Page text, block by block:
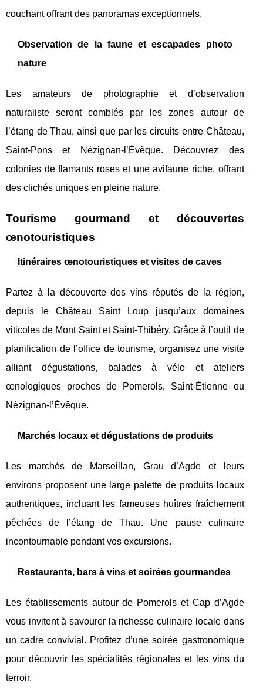
couchant offrant des panoramas exceptionnels.
Observation de la faune et escapades photo
nature
Les amateurs de photographie et d’observation
naturaliste seront comblés par les zones autour de
l’étang de Thau, ainsi que par les circuits entre Château,
Saint-Pons et Nézignan-l’Évêque. Découvrez des
colonies de flamants roses et une avifaune riche, offrant
des clichés uniques en pleine nature.
Tourisme gourmand et découvertes
œnotouristiques
Itinéraires œnotouristiques et visites de caves
Partez à la découverte des vins réputés de la région,
depuis le Château Saint Loup jusqu’aux domaines
viticoles de Mont Saint et Saint-Thibéry. Grâce à l’outil de
planification de l’office de tourisme, organisez une visite
alliant dégustations, balades à vélo et ateliers
œnologiques proches de Pomerols, Saint-Étienne ou
Nézignan-l’Évêque.
Marchés locaux et dégustations de produits
Les marchés de Marseillan, Grau d’Agde et leurs
environs proposent une large palette de produits locaux
authentiques, incluant les fameuses huîtres fraîchement
pêchées de l’étang de Thau. Une pause culinaire
incontournable pendant vos excursions.
Restaurants, bars à vins et soirées gourmandes
Les établissements autour de Pomerols et Cap d’Agde
vous invitent à savourer la richesse culinaire locale dans
un cadre convivial. Profitez d’une soirée gastronomique
pour découvrir les spécialités régionales et les vins du
terroir.